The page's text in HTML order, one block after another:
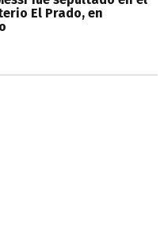
El Prado, en